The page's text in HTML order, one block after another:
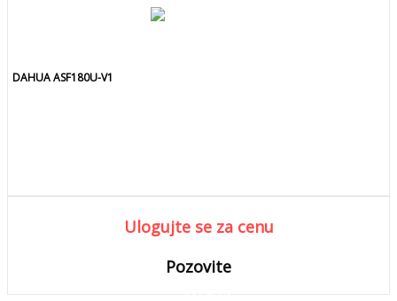
DAHUA ASF180U-V1
Ulogujte se za cenu
Pozovite
DETALJNIJE